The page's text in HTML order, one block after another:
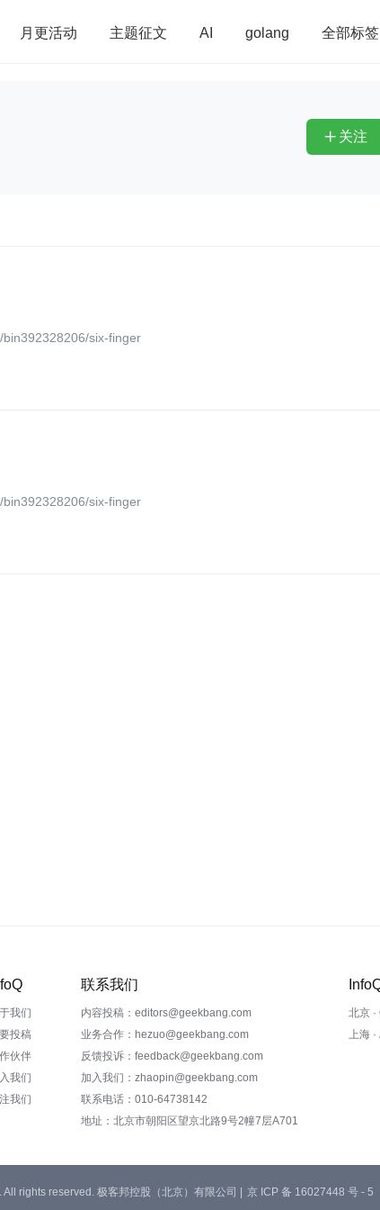
月更活动 主题征文 AI golang 全部标签
redis
 关注
six-finger
six-finger
我们
投稿
伙伴
我们
我们
联系我们
内容投稿：editors@geekbang.com
业务合作：hezuo@geekbang.com
反馈投诉：feedback@geekbang.com
加入我们：zhaopin@geekbang.com
联系电话：010-64738142
地址：北京市朝阳区望京北路9号2幢7层A701
北京
上海
rights reserved. 极客邦控股（北京）有限公司 | 京 ICP 备 16027448 号 - 5